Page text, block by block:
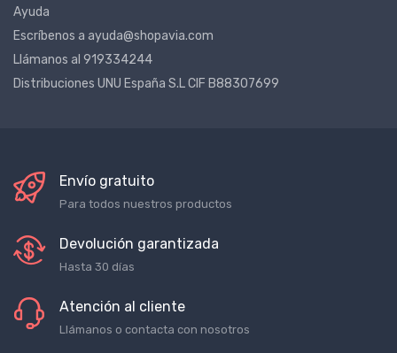
Ayuda
Escríbenos a ayuda@shopavia.com
Llámanos al 919334244
Distribuciones UNU España S.L CIF B88307699
Envío gratuito
Para todos nuestros productos
Devolución garantizada
Hasta 30 días
Atención al cliente
Llámanos o contacta con nosotros